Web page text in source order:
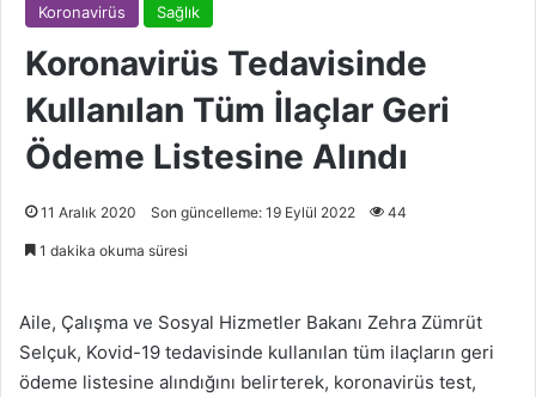
Koronavirüs Sağlık
Koronavirüs Tedavisinde
Kullanılan Tüm İlaçlar Geri
Ödeme Listesine Alındı
11 Aralık 2020 Son güncelleme: 19 Eylül 2022 44
1 dakika okuma süresi
Aile, Çalışma ve Sosyal Hizmetler Bakanı Zehra Zümrüt
Selçuk, Kovid-19 tedavisinde kullanılan tüm ilaçların geri
ödeme listesine alındığını belirterek, koronavirüs test,